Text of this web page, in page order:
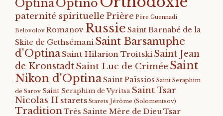
OptinaOptino
paternité spirituelle Prière Père Guennadi
Belovolov Romanov Russie Saint Barnabé de la
Skite de Gethsémani Saint Barsanuphe
d'Optina Saint Hilarion Troitski Saint Jean
de KronstadtSaint Luc de Crimée Saint
Nikon d'OptinaSaint Païssios Saint Seraphim
de Sarov Saint Seraphim de Vyritsa Saint Tsar
Nicolas II starets Starets Jérôme (Solomentsov)
TraditionTrès Sainte Mère de DieuTsar